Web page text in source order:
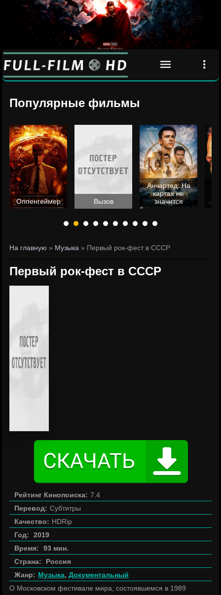
Популярные фильмы
Оппенгеймер Вызов
Анчартед: На
картах не
значится
На главную » Музыка » Первый рок-фест в СССР
Первый рок-фест в СССР
Рейтинг Кинопоиска: 7.4
Перевод: Субтитры
Качество: HDRip
Год:
2019
Время:
93 мин.
Страна:
Россия
Жанр: Музыка,Документальный
О Московском фестивале мира, состоявшемся в 1989